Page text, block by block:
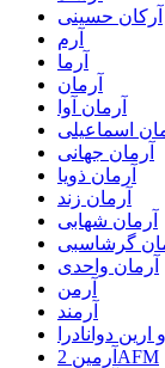
آرکان حسینی
آرم
آرما
آرمان
آرمان آوا
اسماعیلی
آرمان جهانی
آرمان ذویا
آرمان زند
آرمان شهابی
گرشاسبی
آرمان واحدی
آرمن
آرمند
دوانادرا
آرمین 2AFM